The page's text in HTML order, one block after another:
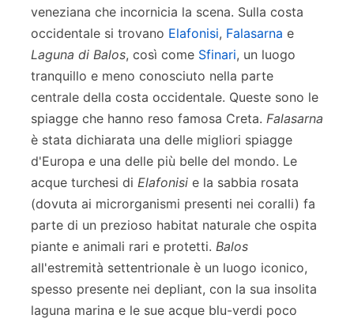
veneziana che incornicia la scena. Sulla costa
occidentale si trovano Elafonisi, Falasarna e
Laguna di Balos, così come Sfinari, un luogo
tranquillo e meno conosciuto nella parte
centrale della costa occidentale. Queste sono le
spiagge che hanno reso famosa Creta. Falasarna
è stata dichiarata una delle migliori spiagge
d'Europa e una delle più belle del mondo. Le
acque turchesi di Elafonisi e la sabbia rosata
(dovuta ai microrganismi presenti nei coralli) fa
parte di un prezioso habitat naturale che ospita
piante e animali rari e protetti. Balos
all'estremità settentrionale è un luogo iconico,
spesso presente nei depliant, con la sua insolita
laguna marina e le sue acque blu-verdi poco